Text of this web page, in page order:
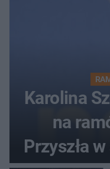
Karolina
na
Przyszła